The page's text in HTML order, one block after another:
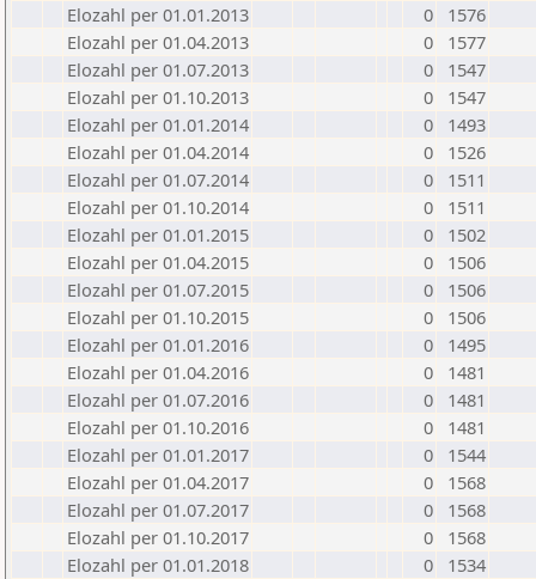
Elozahl per 01.01.2013
0
1576
Elozahl per 01.04.2013
0
1577
Elozahl per 01.07.2013
0
1547
Elozahl per 01.10.2013
0
1547
Elozahl per 01.01.2014
0
1493
Elozahl per 01.04.2014
0
1526
Elozahl per 01.07.2014
0
1511
Elozahl per 01.10.2014
0
1511
Elozahl per 01.01.2015
0
1502
Elozahl per 01.04.2015
0
1506
Elozahl per 01.07.2015
0
1506
Elozahl per 01.10.2015
0
1506
Elozahl per 01.01.2016
0
1495
Elozahl per 01.04.2016
0
1481
Elozahl per 01.07.2016
0
1481
Elozahl per 01.10.2016
0
1481
Elozahl per 01.01.2017
0
1544
Elozahl per 01.04.2017
0
1568
Elozahl per 01.07.2017
0
1568
Elozahl per 01.10.2017
0
1568
Elozahl per 01.01.2018
0
1534